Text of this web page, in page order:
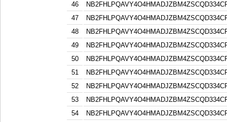
46
47
48
49
50
51
52
53
54